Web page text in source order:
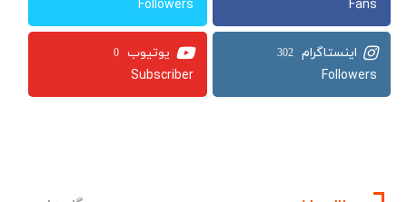
Fans
Followers
302
Followers
0
Subscriber